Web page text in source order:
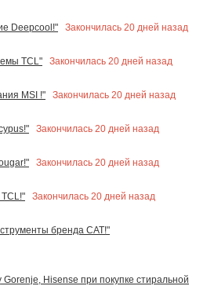
Deepcool!"
Закончилась 20 дней назад
TCL"
Закончилась 20 дней назад
MSI !"
Закончилась 20 дней назад
Закончилась 20 дней назад
Закончилась 20 дней назад
Закончилась 20 дней назад
бренда CAT!"
Hisense при покупке стиральной